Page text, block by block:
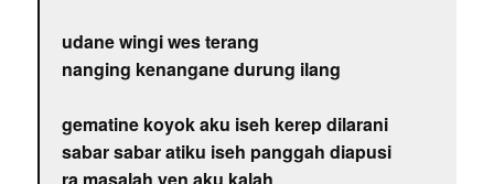
udane wingi wes terang
nanging kenangane durung ilang
gematine koyok aku iseh kerep dilarani
sabar sabar atiku iseh panggah diapusi